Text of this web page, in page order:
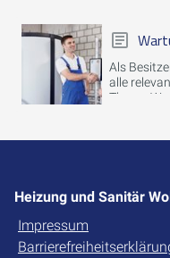
Als
alle
Thema
Heizung und Sanitär
Impressum